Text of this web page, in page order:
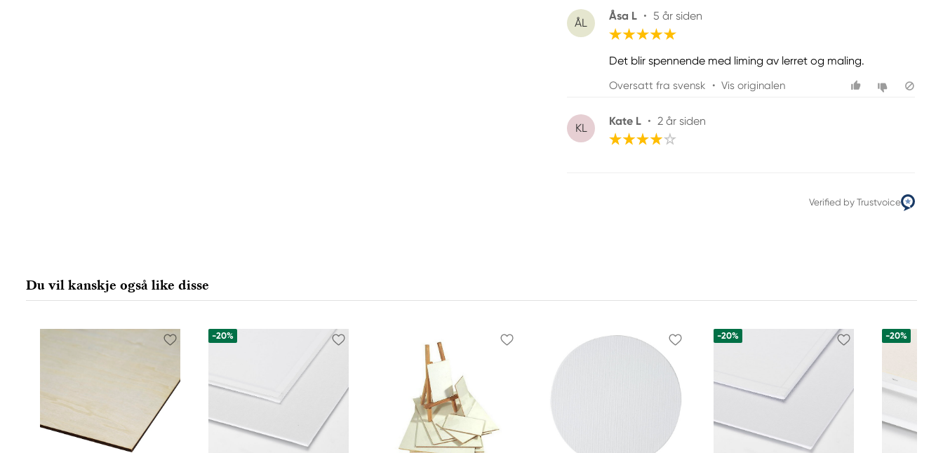
ÅL
Åsa L • 5 år siden
Det blir spennende med liming av lerret og maling.
Oversatt fra svensk • Vis originalen
KL
Kate L • 2 år siden
Verified by Trustvoice
Du vil kanskje også like disse
-20% -20% -20%